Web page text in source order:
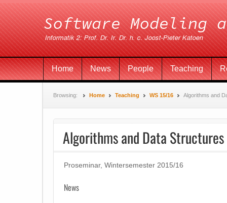
Home News People Teaching
Browsing: Home Teaching WS 15/16 Algorithms and
Algorithms and Data
Proseminar, Wintersemester 2015/16
News